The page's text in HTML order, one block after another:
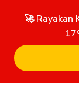
🚀 Rayakan